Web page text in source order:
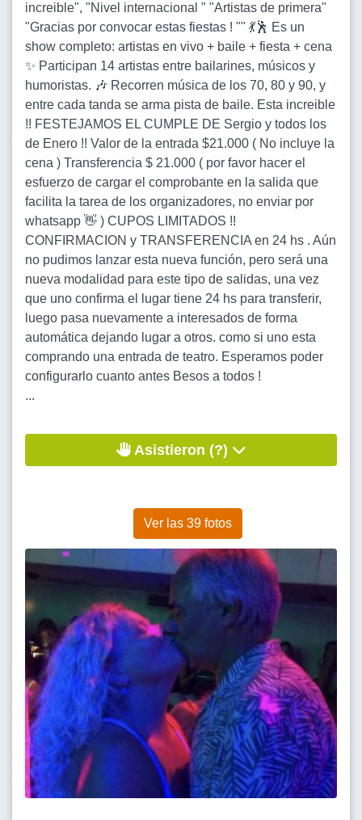
increible", "Nivel internacional " "Artistas de primera"
"Gracias por convocar estas fiestas ! "" 💃🕺 Es un
show completo: artistas en vivo + baile + fiesta + cena
✨ Participan 14 artistas entre bailarines, músicos y
humoristas. 🎶 Recorren música de los 70, 80 y 90, y
entre cada tanda se arma pista de baile. Esta increible
!! FESTEJAMOS EL CUMPLE DE Sergio y todos los
de Enero !! Valor de la entrada $21.000 ( No incluye la
cena ) Transferencia $ 21.000 ( por favor hacer el
esfuerzo de cargar el comprobante en la salida que
facilita la tarea de los organizadores, no enviar por
whatsapp 👋 ) CUPOS LIMITADOS !!
CONFIRMACION y TRANSFERENCIA en 24 hs . Aún
no pudimos lanzar esta nueva función, pero será una
nueva modalidad para este tipo de salidas, una vez
que uno confirma el lugar tiene 24 hs para transferir,
luego pasa nuevamente a interesados de forma
automática dejando lugar a otros. como si uno esta
comprando una entrada de teatro. Esperamos poder
configurarlo cuanto antes Besos a todos !
...
Asistieron (?)
Ver las 39 fotos